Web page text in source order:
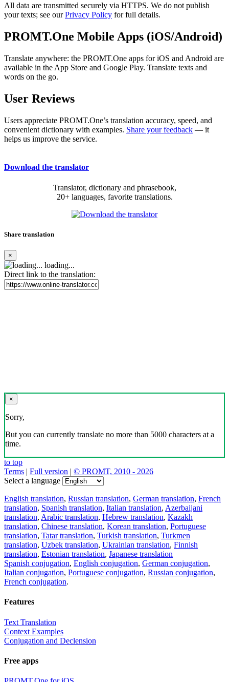
All data are transmitted securely via HTTPS. We do not publish
your texts; see ourPrivacy Policy for full details.
PROMT.One Mobile Apps (iOS/Android)
Translate anywhere: the PROMT.One apps for iOS and Android are
available in the App Store and Google Play. Translate texts and
words on the go.
User Reviews
Users appreciate PROMT.One’s translation accuracy, speed, and
convenient dictionary with examples. Share your feedback — it
helps us improve the service.
Download the translator
Translator, dictionary and phrasebook,
20+ languages, favorite translations.
Share translation
×
loading...
Direct link to the translation:
×
Sorry,
But you can currently translate no more than 5000 characters at a
time.
to top
Terms | Full version | © PROMT, 2010 - 2026
Select a language
English translation, Russian translation, German translation, French
translation, Spanish translation, Italian translation, Azerbaijani
translation, Arabic translation, Hebrew translation, Kazakh
translation, Chinese translation, Korean translation, Portuguese
translation, Tatar translation, Turkish translation, Turkmen
translation, Uzbek translation, Ukrainian translation, Finnish
translation, Estonian translation, Japanese translation
Spanish conjugation, English conjugation, German conjugation,
Italian conjugation, Portuguese conjugation, Russian conjugation,
French conjugation.
Features
Text Translation
Context Examples
Conjugation and Declension
Free apps